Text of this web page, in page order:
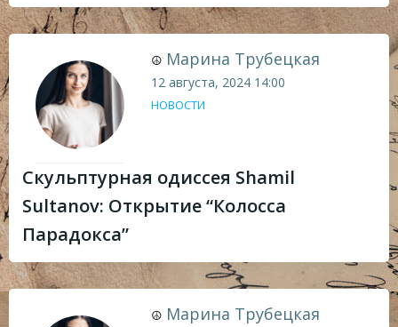
☮ Марина Трубецкая
12 августа, 2024 14:00
НОВОСТИ
Скульптурная одиссея Shamil
Sultanov: Открытие “Колосса
Парадокса”
☮ Марина Трубецкая